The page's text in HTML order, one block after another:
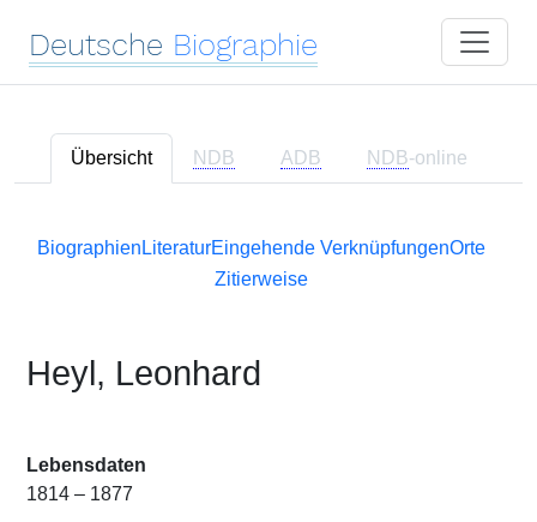
Deutsche Biographie
Übersicht NDB ADB NDB-online
Biographien LiteraturEingehende VerknüpfungenOrte
Zitierweise
Heyl, Leonhard
Lebensdaten
1814 – 1877